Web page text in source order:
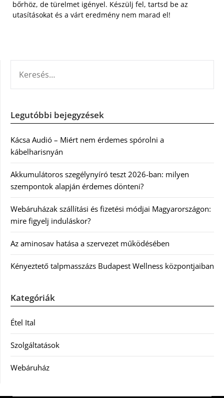
bőrhöz, de türelmet igényel. Készülj fel, tartsd be az
utasításokat és a várt eredmény nem marad el!
Legutóbbi bejegyzések
Kácsa Audió – Miért nem érdemes spórolni a
kábelharisnyán
Akkumulátoros szegélynyíró teszt 2026-ban: milyen
szempontok alapján érdemes dönteni?
Webáruházak szállítási és fizetési módjai Magyarországon:
mire figyelj induláskor?
Az aminosav hatása a szervezet működésében
Kényeztető talpmasszázs Budapest Wellness központjaiban
Kategóriák
Étel Ital
Szolgáltatások
Webáruház